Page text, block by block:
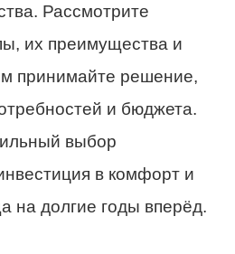
Рассмотрите
их преимущества и
принимайте решение,
и бюджета.
выбор
в комфорт и
на долгие годы вперёд.